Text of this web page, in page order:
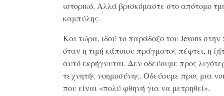
ιστορικό. Αλλά βρισκόμαστε στο απότομο
καμπύλης.
Και τώρα, ιδού το παράδοξο του Jevons στην
όταν η τιμή κάποιου πράγματος πέφτει, η
αυτό εκρήγνυται. Δεν οδεύουμε προς
τεχνητής νοημοσύνης. Οδεύουμε προς μια
που είναι «πολύ φθηνή για να μετρηθεί».